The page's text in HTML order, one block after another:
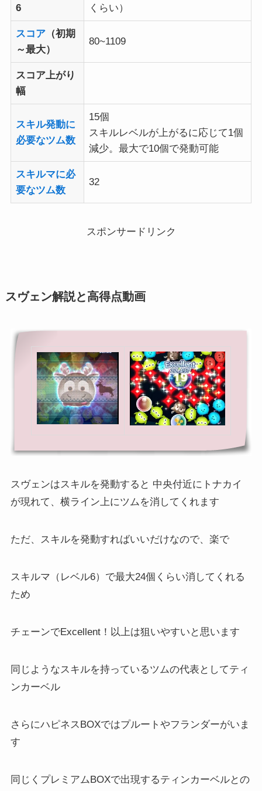
6 くらい）
スコア （初期
～最大）
80~1109
スコア上がり
幅
スキル発動に
必要なツム数
15個
スキルレベルが上がるに応じて1個
減少。最大で10個で発動可能
スキルマに必
要なツム数
32
スポンサードリンク
スヴェン解説と高得点動画
スヴェンはスキルを発動すると 中央付近にトナカイ
が現れて、横ライン上にツムを消してくれます
ただ、スキルを発動すればいいだけなので、楽で
スキルマ（レベル6）で最大24個くらい消してくれる
ため
チェーンでExcellent！以上は狙いやすいと思います
同じようなスキルを持っているツムの代表としてティ
ンカーベル
さらにハピネスBOXではプルートやフランダーがいま
す
同じくプレミアムBOXで出現するティンカーベルとの